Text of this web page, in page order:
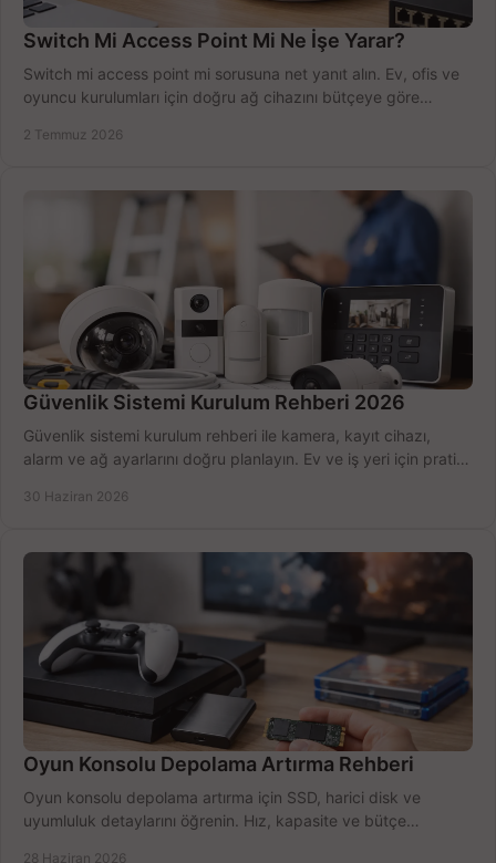
Switch Mi Access Point Mi Ne İşe Yarar?
Switch mi access point mi sorusuna net yanıt alın. Ev, ofis ve
oyuncu kurulumları için doğru ağ cihazını bütçeye göre
2 Temmuz 2026
Güvenlik Sistemi Kurulum Rehberi 2026
Güvenlik sistemi kurulum rehberi ile kamera, kayıt cihazı,
alarm ve ağ ayarlarını doğru planlayın. Ev ve iş yeri için pratik
30 Haziran 2026
Oyun Konsolu Depolama Artırma Rehberi
Oyun konsolu depolama artırma için SSD, harici disk ve
uyumluluk detaylarını öğrenin. Hız, kapasite ve bütçe
28 Haziran 2026